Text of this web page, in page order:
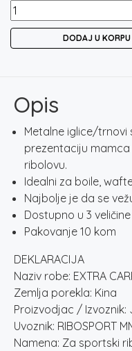
EXTRA
CARP
ZA
MAMAC
DODAJ U KORPU
Opis
Metalne iglice/trnovi
prezentaciju
ribolovu.
Idealni za boile,
Najbolje je da se
Dostupno u 3 veličine
Pakovanje 10 kom
DEKLARACIJA
Naziv robe: EXTRA
Zemlja porekla: Kina
Proizvodjac / Izvoznik:
Uvoznik: RIBOSPORT
Namena: Za sportski